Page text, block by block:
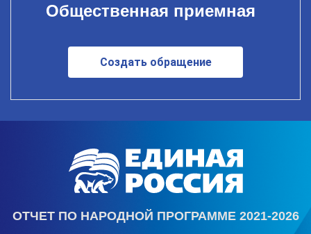
Общественная приемная
Создать обращение
ОТЧЕТ ПО НАРОДНОЙ ПРОГРАММЕ 2021-2026